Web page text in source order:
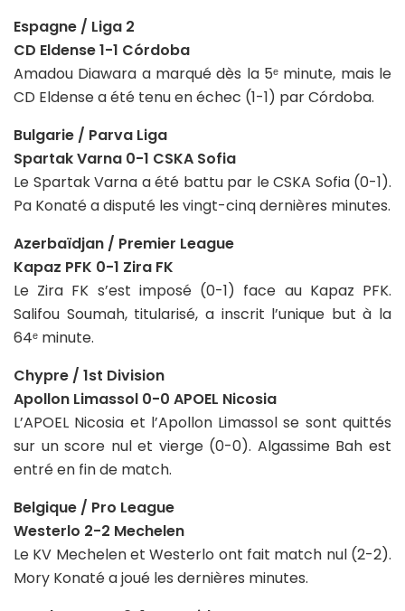
Espagne / Liga 2
CD Eldense 1-1 Córdoba
Amadou Diawara a marqué dès la 5ᵉ minute, mais le
CD Eldense a été tenu en échec (1-1) par Córdoba.
Bulgarie / Parva Liga
Spartak Varna 0-1 CSKA Sofia
Le Spartak Varna a été battu par le CSKA Sofia (0-1).
Pa Konaté a disputé les vingt-cinq dernières minutes.
Azerbaïdjan / Premier League
Kapaz PFK 0-1 Zira FK
Le Zira FK s’est imposé (0-1) face au Kapaz PFK.
Salifou Soumah, titularisé, a inscrit l’unique but à la
64ᵉ minute.
Chypre / 1st Division
Apollon Limassol 0-0 APOEL Nicosia
L’APOEL Nicosia et l’Apollon Limassol se sont quittés
sur un score nul et vierge (0-0). Algassime Bah est
entré en fin de match.
Belgique / Pro League
Westerlo 2-2 Mechelen
Le KV Mechelen et Westerlo ont fait match nul (2-2).
Mory Konaté a joué les dernières minutes.